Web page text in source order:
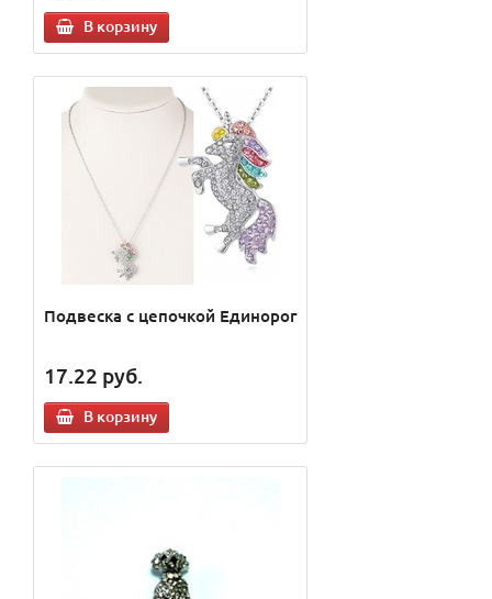
В корзину
Подвеска с цепочкой Единорог
17.22 руб.
В корзину